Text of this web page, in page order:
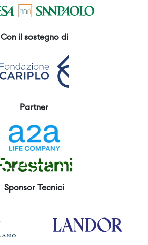
Con il sostegno di
Partner
Sponsor Tecnici